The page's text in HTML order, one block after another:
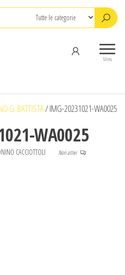
Menu
G. BATTISTA/IMG-20231021-WA0025
WA0025
CACCIOTTOLI Non attivi